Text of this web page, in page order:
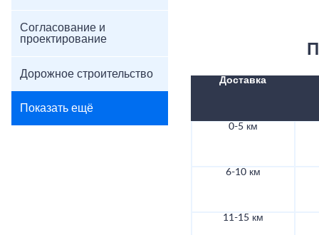
Согласование и
проектирование
Дорожное строительство
Показать ещё
Доставка
0-5 км
6-10 км
11-15 км